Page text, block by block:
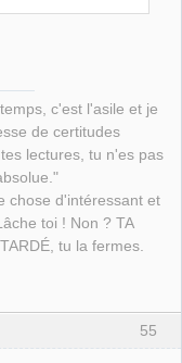
c'est l'asile et je
de certitudes
lectures, tu n'es pas
chose d'intéressant et
toi ! Non ? TA
tu la fermes.
55